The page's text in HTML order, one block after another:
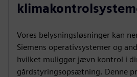
Vores belysningsløsninger kan
Siemens operativsystemer og
hvilket muliggør jævn kontrol i
gårdstyringsopsætning. Denne